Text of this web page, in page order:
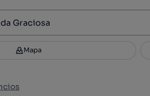
Filtros 3
Mapa